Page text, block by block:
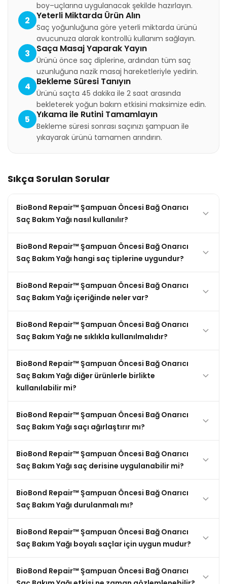
boy–uçlarına uygulanacak şekilde hazırlayın.
2 Yeterli Miktarda Ürün Alın
Saç yoğunluğuna göre yeterli miktarda ürünü
avucunuza alarak kontrollü kullanım sağlayın.
3 Saça Masaj Yaparak Yayın
Ürünü önce saç diplerine, ardından tüm saç
uzunluğuna nazik masaj hareketleriyle yedirin.
4 Bekleme Süresi Tanıyın
Ürünü saçta 45 dakika ile 2 saat arasında
bekleterek yoğun bakım etkisini maksimize edin.
5 Yıkama ile Rutini Tamamlayın
Bekleme süresi sonrası saçınızı şampuan ile
yıkayarak ürünü tamamen arındırın.
Sıkça Sorulan Sorular
BioBond Repair™ Şampuan Öncesi Bağ Onarıcı
Saç Bakım Yağı nasıl kullanılır?
BioBond Repair™ Şampuan Öncesi Bağ Onarıcı
Saç Bakım Yağı hangi saç tiplerine uygundur?
BioBond Repair™ Şampuan Öncesi Bağ Onarıcı
Saç Bakım Yağı içeriğinde neler var?
BioBond Repair™ Şampuan Öncesi Bağ Onarıcı
Saç Bakım Yağı ne sıklıkla kullanılmalıdır?
BioBond Repair™ Şampuan Öncesi Bağ Onarıcı
Saç Bakım Yağı diğer ürünlerle birlikte
kullanılabilir mi?
BioBond Repair™ Şampuan Öncesi Bağ Onarıcı
Saç Bakım Yağı saçı ağırlaştırır mı?
BioBond Repair™ Şampuan Öncesi Bağ Onarıcı
Saç Bakım Yağı saç derisine uygulanabilir mi?
BioBond Repair™ Şampuan Öncesi Bağ Onarıcı
Saç Bakım Yağı durulanmalı mı?
BioBond Repair™ Şampuan Öncesi Bağ Onarıcı
Saç Bakım Yağı boyalı saçlar için uygun mudur?
BioBond Repair™ Şampuan Öncesi Bağ Onarıcı